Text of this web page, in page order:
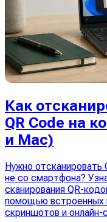
Как
QR Code на
и Mac)
Нужно отсканировать
не со смартфона?
сканирования QR-
помощью встроенных
скриншотов и онлайн-